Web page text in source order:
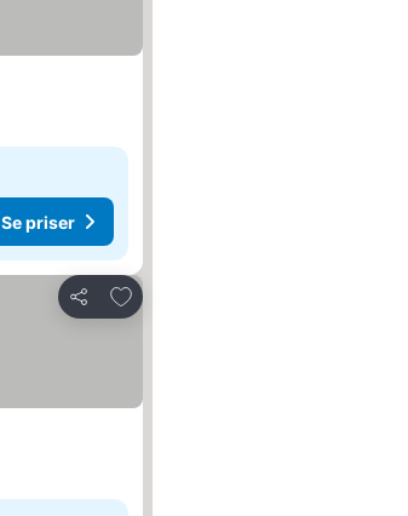
Se priser
Dela
Lägg till i Mina Favoriter